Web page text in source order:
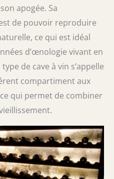
apogée. Sa
de pouvoir reproduire
ce qui est idéal
d’œnologie vivant en
de cave à vin s’appelle
compartiment aux
qui permet de combiner